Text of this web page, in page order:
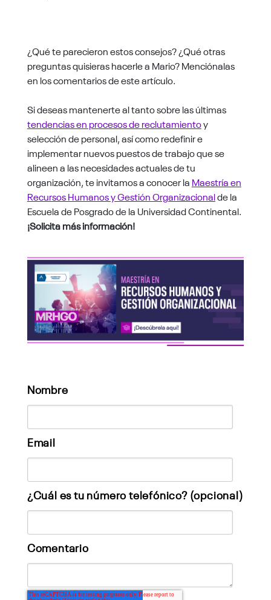
¿Qué te parecieron estos consejos? ¿Qué otras
preguntas quisieras hacerle a Mario?Menciónalas
en los comentarios de este artículo.
Si deseas mantenerte al tanto sobre las últimas
tendencias en procesos de reclutamientoy
selección de personal, así como redefinir e
implementar nuevos puestos de trabajo que se
alineen a las necesidades actuales de tu
organización, te invitamos a conocer la Maestría en
Recursos Humanos y Gestión Organizacionalde la
Escuela de Posgrado de la Universidad Continental.
¡Solicita más información!
Nombre
Email
¿Cuál es tu número telefónico? (opcional)
Comentario